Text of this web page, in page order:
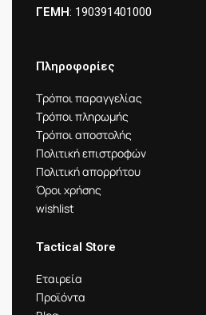
ΓΕΜΗ: 190391401000
Πληροφορίες
Τρόποι παραγγελίας
Τρόποι πληρωμής
Τρόποι αποστολής
Πολιτική επιστροφών
Πολιτική απορρήτου
Όροι χρήσης
wishlist
Tactical Store
Εταιρεία
Προϊόντα